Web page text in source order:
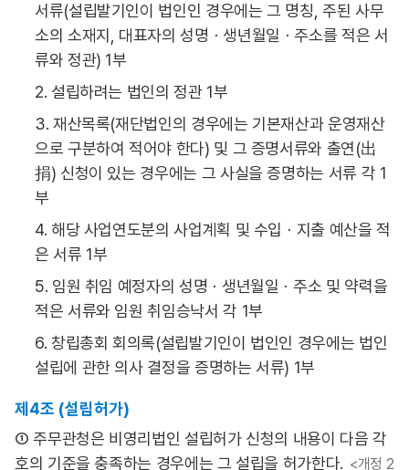
서류(설립발기인이 법인인 경우에는 그 명칭, 주된 사무
소의 소재지, 대표자의 성명ㆍ생년월일ㆍ주소를 적은 서
류와 정관) 1부
2. 설립하려는 법인의 정관 1부
3. 재산목록(재단법인의 경우에는 기본재산과 운영재산
으로 구분하여 적어야 한다) 및 그 증명서류와 출연(出
捐) 신청이 있는 경우에는 그 사실을 증명하는 서류 각 1
부
4. 해당 사업연도분의 사업계획 및 수입ㆍ지출 예산을 적
은 서류 1부
5. 임원 취임 예정자의 성명ㆍ생년월일ㆍ주소 및 약력을
적은 서류와 임원 취임승낙서 각 1부
6. 창립총회 회의록(설립발기인이 법인인 경우에는 법인
설립에 관한 의사 결정을 증명하는 서류) 1부
제4조 (설립허가)
① 주무관청은 비영리법인 설립허가 신청의 내용이 다음 각
호의 기준을 충족하는 경우에는 그 설립을 허가한다. <개정 2